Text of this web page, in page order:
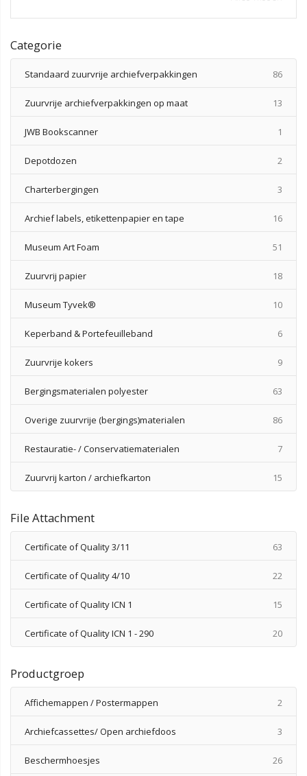
Categorie
Standaard zuurvrije archiefverpakkingen 86
Zuurvrije archiefverpakkingen op maat 13
JWB Bookscanner 1
Depotdozen 2
Charterbergingen 3
Archief labels, etikettenpapier en tape 16
Museum Art Foam 51
Zuurvrij papier 18
Museum Tyvek® 10
Keperband & Portefeuilleband 6
Zuurvrije kokers 9
Bergingsmaterialen polyester 63
Overige zuurvrije (bergings)materialen 86
Restauratie- / Conservatiematerialen 7
Zuurvrij karton / archiefkarton 15
File Attachment
Certificate of Quality 3/11 63
Certificate of Quality 4/10 22
Certificate of Quality ICN 1 15
Certificate of Quality ICN 1 - 290 20
Productgroep
Affichemappen / Postermappen 2
Archiefcassettes/ Open archiefdoos 3
Beschermhoesjes 26